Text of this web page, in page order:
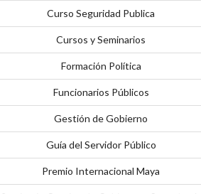
Curso Seguridad Publica
Cursos y Seminarios
Formación Política
Funcionarios Públicos
Gestión de Gobierno
Guía del Servidor Público
Premio Internacional Maya